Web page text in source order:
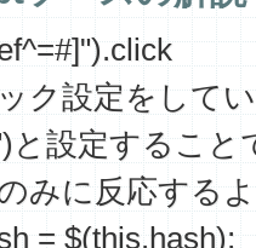
ク設定をして
と設定すること
みに反応する
= $(this.hash);